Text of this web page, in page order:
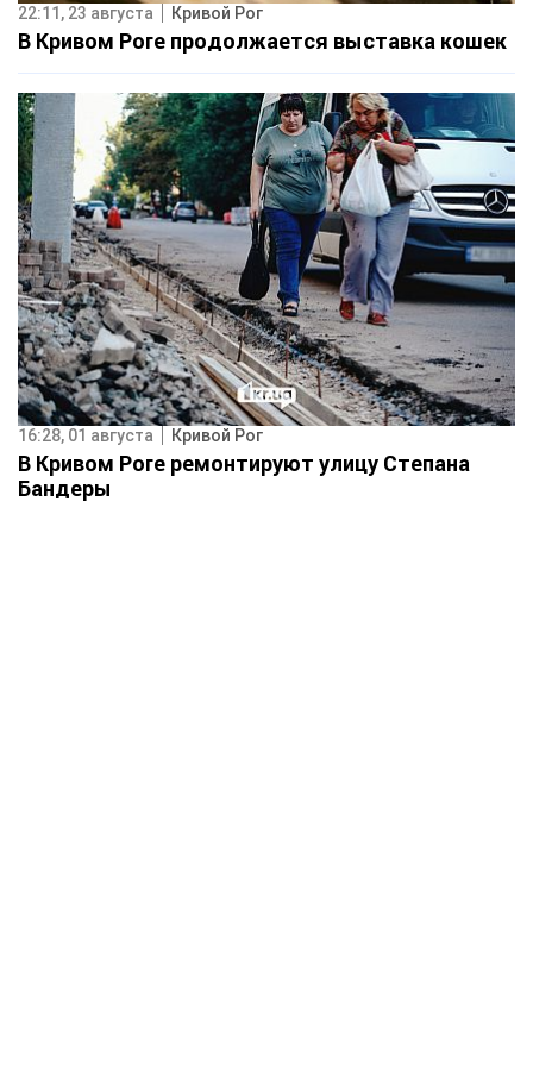
22:11, 23 августа Кривой Рог
В Кривом Роге продолжается выставка кошек
16:28, 01 августа Кривой Рог
В Кривом Роге ремонтируют улицу Степана
Бандеры